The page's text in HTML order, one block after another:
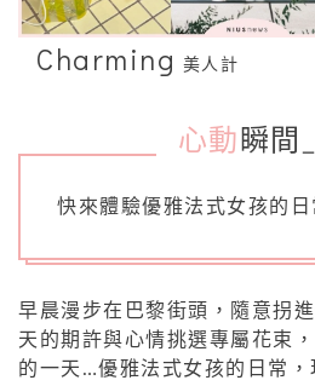
Charming 美人計
心動 瞬間
快來體驗優雅法式女孩的日
早晨漫步在巴黎街頭，隨意拐
天的期許與心情挑選專屬花束
的一天…優雅法式女孩的日常，